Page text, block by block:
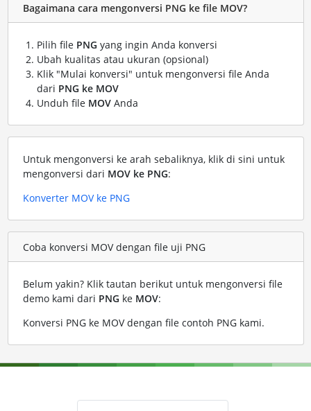
Bagaimana cara mengonversi PNG ke file MOV?
Pilih file PNG yang ingin Anda konversi
Ubah kualitas atau ukuran (opsional)
Klik "Mulai konversi" untuk mengonversi file Anda
dari PNG ke MOV
Unduh file MOVAnda
Untuk mengonversi ke arah sebaliknya, klik di sini untuk
mengonversi dari MOV ke PNG:
Konverter MOV ke PNG
Coba konversi MOV dengan file uji PNG
Belum yakin? Klik tautan berikut untuk mengonversi file
demo kami dari PNG ke MOV:
Konversi PNG ke MOV dengan file contoh PNG kami.